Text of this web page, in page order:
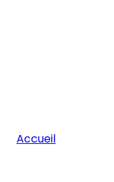
Accueil